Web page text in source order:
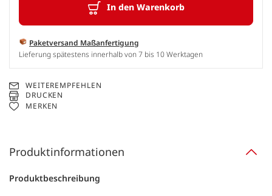
In den Warenkorb
Paketversand Maßanfertigung
Lieferung spätestens innerhalb von 7 bis 10 Werktagen
WEITEREMPFEHLEN
DRUCKEN
MERKEN
Produktinformationen
Produktbeschreibung